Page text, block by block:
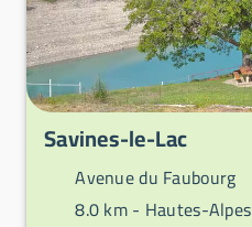
Savines-le-Lac
Avenue du Faubourg
8.0 km - Hautes-Alpes